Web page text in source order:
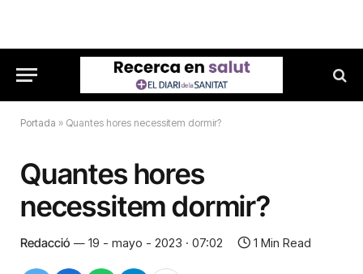
Portada » Quantes hores necessitem dormir?
Quantes hores
necessitem dormir?
Redacció 19 - mayo - 2023 · 07:02 1 Min Read